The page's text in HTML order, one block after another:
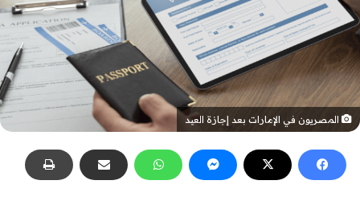
المصريون في الإمارات بعد إجازة العيد